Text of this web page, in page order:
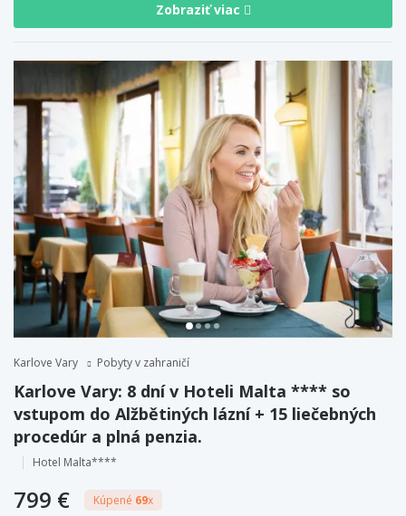
Zobraziť viac
Karlove Vary Pobyty v zahraničí
Karlove Vary: 8 dní v Hoteli Malta **** so
vstupom do Alžbětiných lázní + 15 liečebných
procedúr a plná penzia.
Hotel Malta****
799 € Kúpené 69x